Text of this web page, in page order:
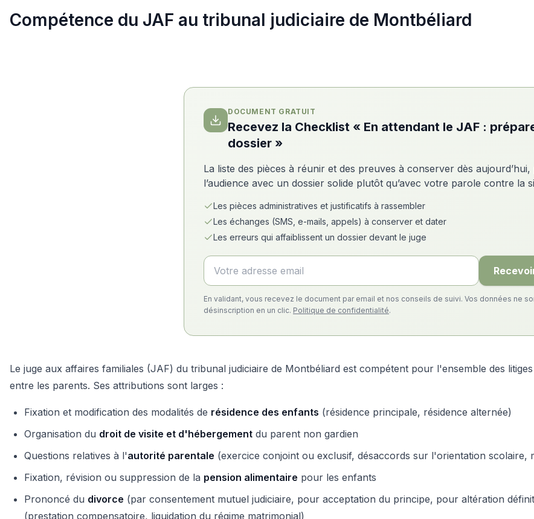
Compétence du JAF au tribunal judiciaire de Montbéliard
DOCUMENT GRATUIT
Recevez la Checklist « En attendant le JAF :
dossier »
La liste des pièces à réunir et des preuves à conserver dès
l’audience avec un dossier solide plutôt qu’avec votre parole contre la
Les pièces administratives et justificatifs à rassembler
Les échanges (SMS, e-mails, appels) à conserver et dater
Les erreurs qui affaiblissent un dossier devant le juge
En validant, vous recevez le document par email et nos conseils de suivi. Vos données ne
désinscription en un clic. Politique de confidentialité.
Le juge aux affaires familiales (JAF) du tribunal judiciaire de Montbéliard est compétent pour l'ensemble des
entre les parents. Ses attributions sont larges :
Fixation et modification des modalités de résidence des enfants (résidence principale, résidence alternée)
Organisation du droit de visite et d'hébergement du parent non gardien
Questions relatives à l'autorité parentale (exercice conjoint ou exclusif, désaccords sur l'orientation scolaire,
Fixation, révision ou suppression de la pension alimentaire pour les enfants
Prononcé du divorce (par consentement mutuel judiciaire, pour acceptation du principe, pour altération
(prestation compensatoire, liquidation du régime matrimonial)